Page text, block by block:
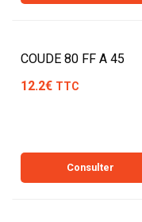
COUDE 80 FF A 45
12.2€ TTC
Consulter